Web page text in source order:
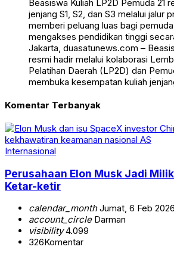
Beasiswa Kuliah LP2D Pemuda 21
jenjang S1, S2, dan S3 melalui jalur
memberi peluang luas bagi
mengakses pendidikan tinggi
Jakarta, duasatunews.com –
resmi hadir melalui kolaborasi
Pelatihan Daerah (LP2D) dan
membuka kesempatan kuliah
Komentar Terbanyak
Internasional
Perusahaan Elon Musk Jadi
Ketar-ketir
calendar_monthJumat, 6 Feb 2026
account_circleDarman
visibility4.099
326Komentar